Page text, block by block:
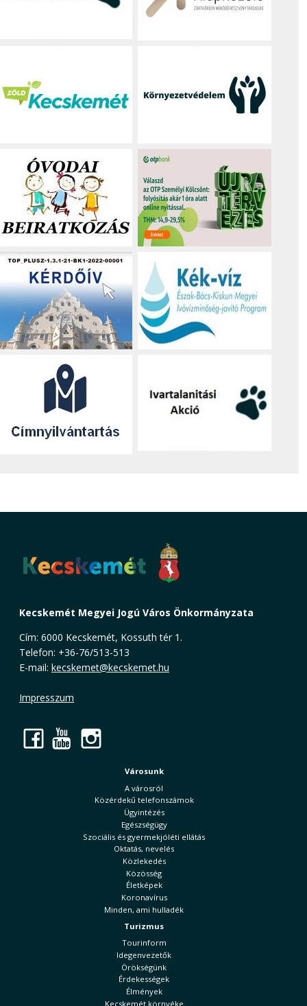
Kecskemét Megyei Jogú Város Önkormányzata
Cím: 6000 Kecskemét, Kossuth tér 1.
Telefon: +36-76/513-513
E-mail: kecskemet@kecskemet.hu
Impresszum
Facebook
YouTube
Városunk
A városról
Közérdekű telefonszámok
Ügyintézés
Egészségügy
Szociális és gyermekjóléti ellátás
Oktatás, nevelés
Közlekedés
Közösség
Életképek
Koronavírus
Minden, ami hulladék
Turizmus
Tourinform
Idegenvezetők
Örökségünk
Érdekességek
Élmények
Kecskemét környéke